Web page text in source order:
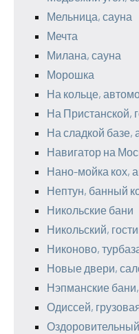
Мельница, сауна
Мечта
Милана, сауна
Морошка
На кольце,
На Пристанской,
На сладкой базе,
Навигатор на
Нано-мойка кох,
Нептун, банный
Никольские бани
Никольский,
Никоново,
Новые двери,
Нэпманские
Одиссей,